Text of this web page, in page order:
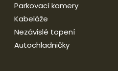
Parkovací kamery
Kabeláže
Nezávislé topení
Autochladničky